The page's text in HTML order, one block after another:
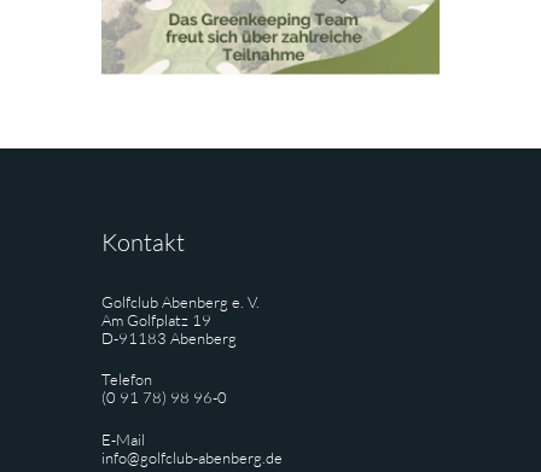
Kontakt
Golfclub Abenberg e. V.
Am Golfplatz 19
D-91183 Abenberg
Telefon
(0 91 78) 98 96-0
E-Mail
info@golfclub-abenberg.de